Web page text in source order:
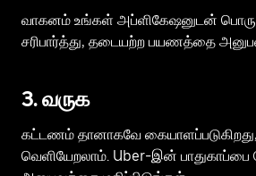
வாகனம் உங்கள் அப்ளிகேஷனுடன்
சரிபார்த்து, தடையற்ற பயணத்தை
3. வருக
கட்டணம் தானாகவே
வெளியேறலாம். Uber-இன் பாதுகாப்பை